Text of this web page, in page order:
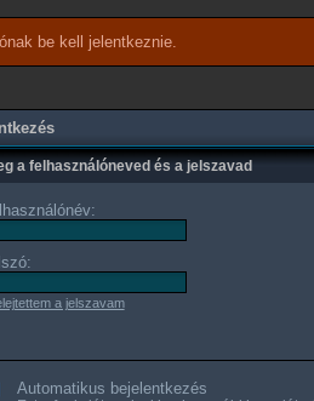
be kell jelentkeznie.
a felhasználóneved és a jelszavad
a jelszavam
Automatikus bejelentkezés